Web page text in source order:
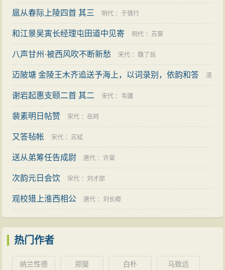
扈从春际上陵四首 其三 明代 ：于慎行
和江景吴寅长经理屯田道中见寄 明代 ： 苏葵
八声甘州·被西风吹不断新愁 宋代 ：魏了翁
迈陂塘 金陵王木齐追送予海上，以词录别，依韵和答 清
代：程颂万
谢岩起惠支颐二首 其二 宋代 ： 韦骧
裴素明日帖赞 宋代 ：岳珂
又答毡帐 宋代 ： 苏轼
送从弟筹任告成尉 唐代 ：许棠
次韵元日会饮 宋代 ：刘才邵
观校猎上淮西相公 唐代 ：刘长卿
热门作者
纳兰性德 郑燮 白朴 马致远